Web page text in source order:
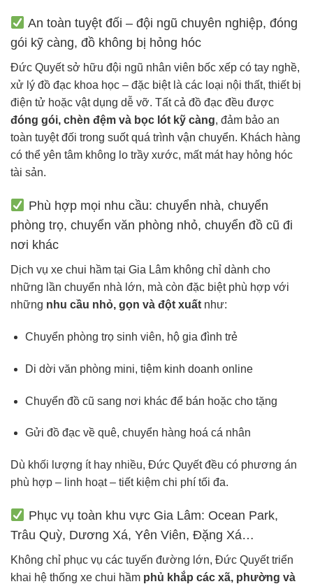
An toàn tuyệt đối – đội ngũ chuyên nghiệp, đóng
gói kỹ càng, đồ không bị hỏng hóc
Đức Quyết sở hữu đội ngũ nhân viên bốc xếp có tay nghề,
xử lý đồ đạc khoa học – đặc biệt là các loại nội thất, thiết bị
điện tử hoặc vật dụng dễ vỡ. Tất cả đồ đạc đều được
đóng gói, chèn đệm và bọc lót kỹ càng, đảm bảo an
toàn tuyệt đối trong suốt quá trình vận chuyển. Khách hàng
có thể yên tâm không lo trầy xước, mất mát hay hỏng hóc
tài sản.
Phù hợp mọi nhu cầu: chuyển nhà, chuyển
phòng trọ, chuyển văn phòng nhỏ, chuyển đồ cũ đi
nơi khác
Dịch vụ xe chui hầm tại Gia Lâm không chỉ dành cho
những lần chuyển nhà lớn, mà còn đặc biệt phù hợp với
những nhu cầu nhỏ, gọn và đột xuất như:
Chuyển phòng trọ sinh viên, hộ gia đình trẻ
Di dời văn phòng mini, tiệm kinh doanh online
Chuyển đồ cũ sang nơi khác để bán hoặc cho tặng
Gửi đồ đạc về quê, chuyển hàng hoá cá nhân
Dù khối lượng ít hay nhiều, Đức Quyết đều có phương án
phù hợp – linh hoạt – tiết kiệm chi phí tối đa.
Phục vụ toàn khu vực Gia Lâm: Ocean Park,
Trâu Quỳ, Dương Xá, Yên Viên, Đặng Xá…
Không chỉ phục vụ các tuyến đường lớn, Đức Quyết triển
khai hệ thống xe chui hầm phủ khắp các xã, phường và